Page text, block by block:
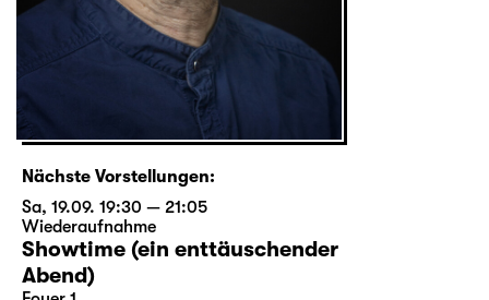
Nächste Vorstellungen:
Sa, 19.09. 19:30 — 21:05
Wiederaufnahme
Showtime (ein enttäuschender
Abend)